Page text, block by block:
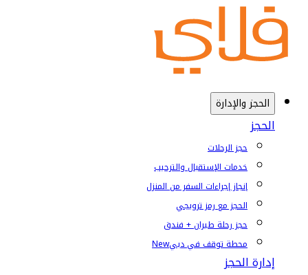
الحجز والإدارة
الحجز
حجز الرحلات
خدمات الإستقبال والترحيب
إنجاز إجراءات السفر من المنزل
الحجز مع رمز ترويجي
حجز رحلة طيران + فندق
محطة توقف في دبيNew
إدارة الحجز